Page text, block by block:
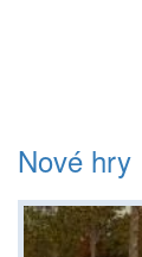
Nové hry